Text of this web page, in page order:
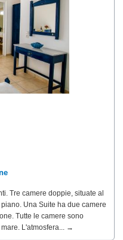
Tre camere doppie, situate al
Una Suite ha due camere
Tutte le camere sono
L'atmosfera... →